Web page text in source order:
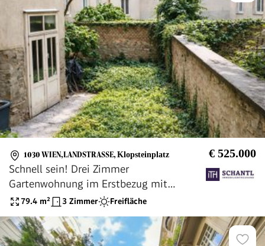
1030 WIEN,LANDSTRASSE , Klopsteinplatz € 525.000
Schnell sein! Drei Zimmer
Gartenwohnung im Erstbezug mit
Wärmepumpe und bester Ausstattung.
79.4 m² 3 Zimmer Freifläche